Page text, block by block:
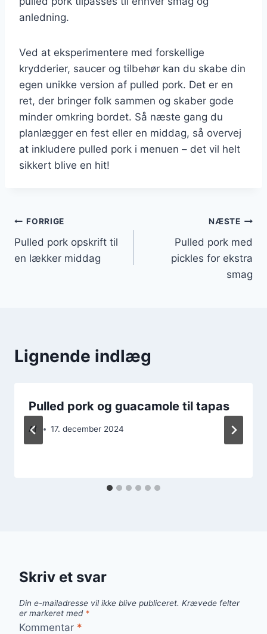
anledning.
Ved at eksperimentere med forskellige
krydderier, saucer og tilbehør kan du skabe din
egen unikke version af pulled pork. Det er en
ret, der bringer folk sammen og skaber gode
minder omkring bordet. Så næste gang du
planlægger en fest eller en middag, så overvej
at inkludere pulled pork i menuen – det vil helt
sikkert blive en hit!
Indlægsnavigation
FORRIGE
Pulled pork opskrift til
en lækker middag
NÆSTE
Pulled pork med
pickles for ekstra
smag
Lignende indlæg
Pulled pork og guacamole til tapas
Af 17. december 2024
Skriv et svar
Din e-mailadresse vil ikke blive publiceret. Krævede felter
er markeret med *
Kommentar *